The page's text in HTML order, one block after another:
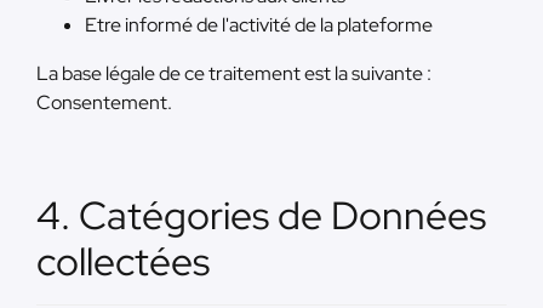
Etre informé de l'activité de la plateforme
La base légale de ce traitement est la suivante :
Consentement.
4. Catégories de Données
collectées